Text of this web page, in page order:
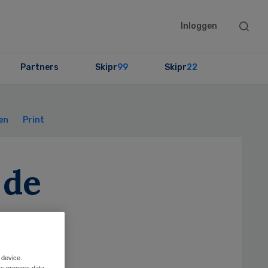
Inloggen
Search
Partners Skipr99 Skipr22
Print